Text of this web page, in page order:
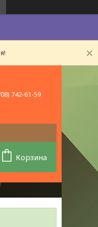
742-61-59
Корзина